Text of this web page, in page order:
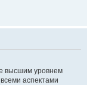
высшим уровнем
аспектами